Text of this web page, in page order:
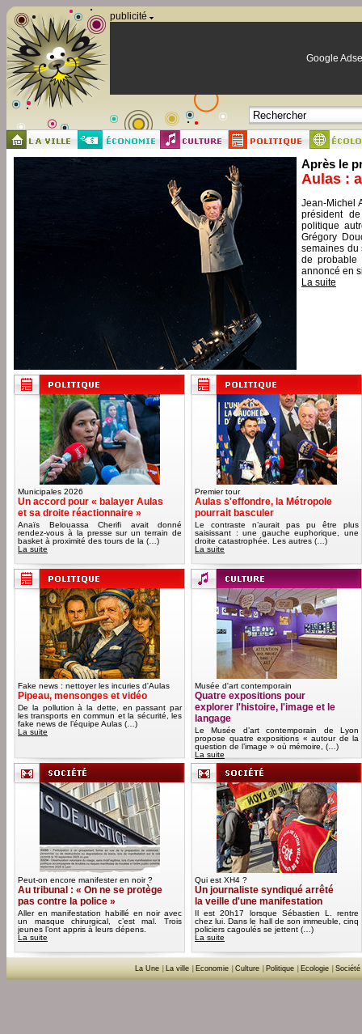
publicité
Google
Après le
Aulas :
Jean-Michel
président
politique
Grégory
semaines du
de probable
annoncé en
La suite
Municipales 2026
Un accord pour « balayer Aulas
et sa droite réactionnaire »
Anaïs Belouassa Cherifi avait donné
rendez-vous à la presse sur un terrain de
basket à proximité des tours de la (…)
La suite
Premier tour
Aulas s'effondre, la Métropole
pourrait basculer
Le contraste n’aurait pas pu être plus
saisissant : une gauche euphorique, une
droite catastrophée. Les autres (…)
La suite
Fake news : nettoyer les incuries d'Aulas
Pipeau, mensonges et vidéo
De la pollution à la dette, en passant par
les transports en commun et la sécurité, les
fake news de l’équipe Aulas (…)
La suite
Musée d'art contemporain
Quatre expositions pour
explorer l'histoire, l'image et le
langage
Le Musée d’art contemporain de Lyon
propose quatre expositions « autour de la
question de l’image » où mémoire, (…)
La suite
Peut-on encore manifester en noir ?
Au tribunal : « On ne se protège
pas contre la police »
Aller en manifestation habillé en noir avec
un masque chirurgical, c’est mal. Trois
jeunes l’ont appris à leurs dépens.
La suite
Qui est XH4 ?
Un journaliste syndiqué arrêté
la veille d'une manifestation
Il est 20h17 lorsque Sébastien L. rentre
chez lui. Dans le hall de son immeuble, cinq
policiers cagoulés se jettent (…)
La suite
La Une La ville Economie Culture Politique Ecologie Société
Panneau de gestion des cookies